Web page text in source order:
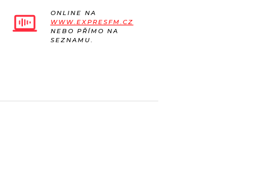
ONLINE NA
WWW.EXPRESFM.CZ
NEBO PŘÍMO NA
SEZNAMU.